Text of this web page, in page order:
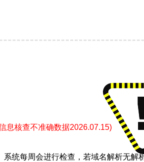
息核查不准确数据2026.07.15)
统每周会进行检查，若域名解析无解